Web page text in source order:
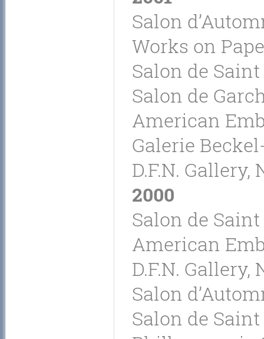
Salon
Works on
Salon de
Salon de
American
Galerie
D.F.N. Gallery,
2000
Salon de
American
D.F.N. Gallery,
Salon
Salon de